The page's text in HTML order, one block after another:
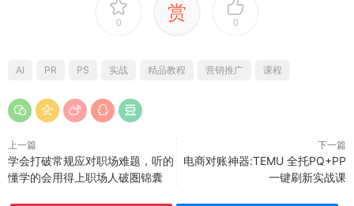
0 赏 0
AI PR PS 实战 精品教程 营销推广 课程
上一篇
学会打破常规应对职场难题，听的
懂学的会用得上职场人破圏锦囊
下一篇
电商对账神器:TEMU 全托PQ+PP
一键刷新实战课